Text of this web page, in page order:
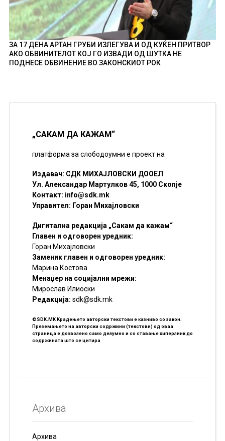
ЗА 17 ДЕНА АРТАН ГРУБИ ИЗЛЕГУВА И ОД КУЌЕН ПРИТВОР
АКО ОБВИНИТЕЛОТ КОЈ ГО ИЗВАДИ ОД ШУТКА НЕ
ПОДНЕСЕ ОБВИНЕНИЕ ВО ЗАКОНСКИОТ РОК
„САКАМ ДА КАЖАМ“
платформа за слободоумни е проект на
Издавач: СДК МИХАЈЛОВСКИ ДООЕЛ
Ул. Александар Мартулков 45, 1000 Скопје
Контакт: info@sdk.mk
Управител: Горан Михајловски
Дигитална редакција „Сакам да кажам“
Главен и одговорен уредник:
Горан Михајловски
Заменик главен и одговорен уредник:
Марина Костова
Менаџер на социјални мрежи:
Мирослав Илиоски
Редакцијa: sdk@sdk.mk
©SDK.MK Крадењето авторски текстови е казниво со закон.
Преземањето на авторски содржини (текстови) од оваа
страница е дозволено само делумно и со ставање хиперлинк до
содржината што се цитира
Архива
Архива